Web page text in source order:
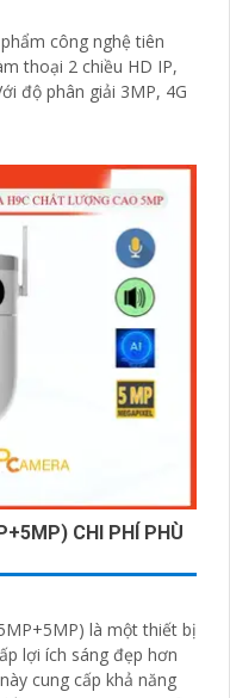
công nghệ tiên
thoại 2 chiều HD IP,
CHI PHÍ PHÙ
là một thiết bị
lợi ích sáng đẹp hơn